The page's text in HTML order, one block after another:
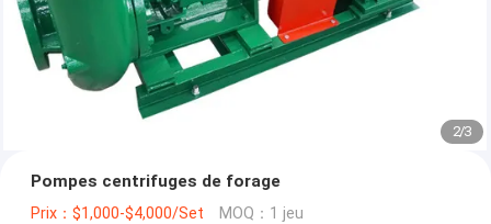
2/3
Pompes centrifuges de forage
Prix：$1,000-$4,000/Set MOQ：1 jeu